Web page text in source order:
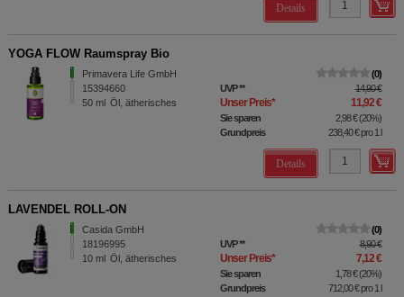
Details
YOGA FLOW Raumspray Bio
Primavera Life GmbH
15394660
50 ml Öl, ätherisches
0
UVP** 14,90 €
Unser Preis* 11,92 €
Sie sparen 2,98 €(20%)
Grundpreis
238,40 €pro 1 l
Details
LAVENDEL ROLL-ON
Casida GmbH
18196995
10 ml Öl, ätherisches
0
UVP** 8,90 €
Unser Preis* 7,12 €
Sie sparen 1,78 €(20%)
Grundpreis
712,00 €pro 1 l